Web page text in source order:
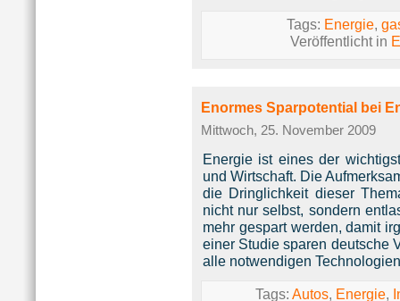
Tags: Energie,
Veröffentlicht in
Enormes Sparpotential bei
Mittwoch, 25. November 2009
Energie ist eines der
und Wirtschaft. Die
die Dringlichkeit dieser
nicht nur selbst, sondern
mehr gespart werden, damit
einer Studie sparen deutsche
alle notwendigen
Tags: Autos, Energie,